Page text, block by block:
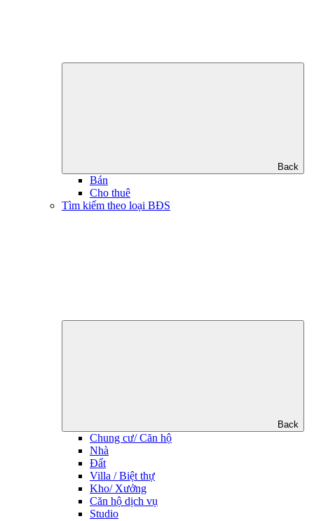
Back
Bán
Cho thuê
Tìm kiếm theo loại BĐS
Back
Chung cư/ Căn hộ
Nhà
Đất
Villa / Biệt thự
Kho/ Xưởng
Căn hộ dịch vụ
Studio